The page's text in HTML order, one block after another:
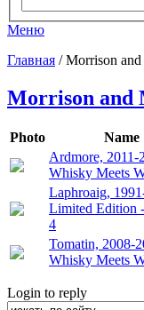
Меню
Главная / Morrison
Morrison and
Photo Name
Ardmore, 2011-
Whisky Meets
Laphroaig,
Limited Edition
4
Tomatin, 2008-
Whisky Meets
Login to reply